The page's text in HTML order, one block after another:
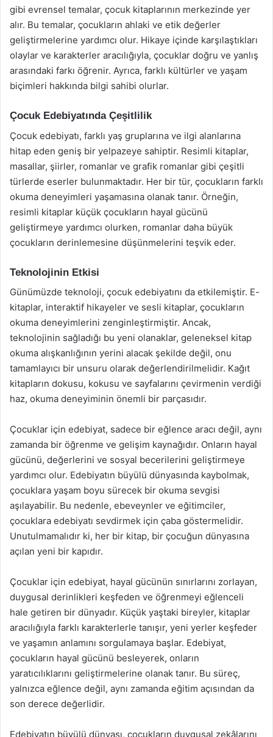
gibi evrensel temalar, çocuk kitaplarının merkezinde yer
alır. Bu temalar, çocukların ahlaki ve etik değerler
geliştirmelerine yardımcı olur. Hikaye içinde karşılaştıkları
olaylar ve karakterler aracılığıyla, çocuklar doğru ve yanlış
arasındaki farkı öğrenir. Ayrıca, farklı kültürler ve yaşam
biçimleri hakkında bilgi sahibi olurlar.
Çocuk Edebiyatında Çeşitlilik
Çocuk edebiyatı, farklı yaş gruplarına ve ilgi alanlarına
hitap eden geniş bir yelpazeye sahiptir. Resimli kitaplar,
masallar, şiirler, romanlar ve grafik romanlar gibi çeşitli
türlerde eserler bulunmaktadır. Her bir tür, çocukların farklı
okuma deneyimleri yaşamasına olanak tanır. Örneğin,
resimli kitaplar küçük çocukların hayal gücünü
geliştirmeye yardımcı olurken, romanlar daha büyük
çocukların derinlemesine düşünmelerini teşvik eder.
Teknolojinin Etkisi
Günümüzde teknoloji, çocuk edebiyatını da etkilemiştir. E-
kitaplar, interaktif hikayeler ve sesli kitaplar, çocukların
okuma deneyimlerini zenginleştirmiştir. Ancak,
teknolojinin sağladığı bu yeni olanaklar, geleneksel kitap
okuma alışkanlığının yerini alacak şekilde değil, onu
tamamlayıcı bir unsuru olarak değerlendirilmelidir. Kağıt
kitapların dokusu, kokusu ve sayfalarını çevirmenin verdiği
haz, okuma deneyiminin önemli bir parçasıdır.
Çocuklar için edebiyat, sadece bir eğlence aracı değil, aynı
zamanda bir öğrenme ve gelişim kaynağıdır. Onların hayal
gücünü, değerlerini ve sosyal becerilerini geliştirmeye
yardımcı olur. Edebiyatın büyülü dünyasında kaybolmak,
çocuklara yaşam boyu sürecek bir okuma sevgisi
aşılayabilir. Bu nedenle, ebeveynler ve eğitimciler,
çocuklara edebiyatı sevdirmek için çaba göstermelidir.
Unutulmamalıdır ki, her bir kitap, bir çocuğun dünyasına
açılan yeni bir kapıdır.
Çocuklar için edebiyat, hayal gücünün sınırlarını zorlayan,
duygusal derinlikleri keşfeden ve öğrenmeyi eğlenceli
hale getiren bir dünyadır. Küçük yaştaki bireyler, kitaplar
aracılığıyla farklı karakterlerle tanışır, yeni yerler keşfeder
ve yaşamın anlamını sorgulamaya başlar. Edebiyat,
çocukların hayal gücünü besleyerek, onların
yaratıcılıklarını geliştirmelerine olanak tanır. Bu süreç,
yalnızca eğlence değil, aynı zamanda eğitim açısından da
son derece değerlidir.
Edebiyatın büyülü dünyası, çocukların duygusal zekâlarını